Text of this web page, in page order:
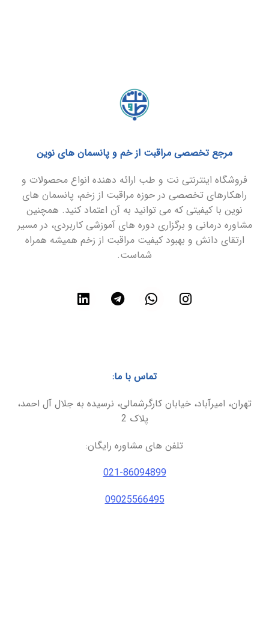
مرجع تخصصی مراقبت از خم و پانسمان های نوین
فروشگاه اینترنتی نت و طب ارائه دهنده انواع محصولات و
راهکارهای تخصصی در حوزه مراقبت از زخم، پانسمان های
نوین با کیفیتی که می توانید به آن اعتماد کنید. همچنین
مشاوره درمانی و برگزاری دوره های آموزشی کاربردی، در مسیر
ارتقای دانش و بهبود کیفیت مراقبت از زخم همیشه همراه
شماست.
تماس با ما:
تهران، امیرآباد، خیابان کارگرشمالی، نرسیده به جلال آل احمد،
پلاک 2
تلفن های مشاوره رایگان:
021-86094899
09025566495